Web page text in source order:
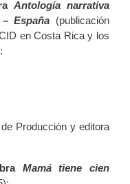
Antología narrativa
España (publicación
en Costa Rica y los
Producción y editora
Mamá tiene cien